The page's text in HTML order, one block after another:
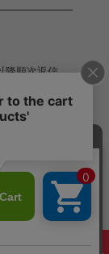
降順次返信
のお問い合